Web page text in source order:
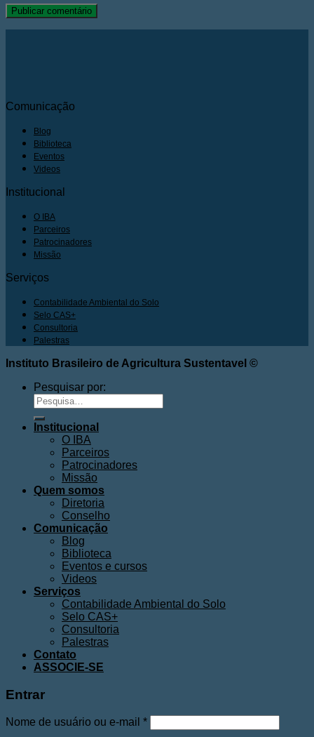
Comunicação
Blog
Biblioteca
Eventos
Videos
Institucional
O IBA
Parceiros
Patrocinadores
Missão
Serviços
Contabilidade Ambiental do Solo
Selo CAS+
Consultoria
Palestras
Instituto Brasileiro de Agricultura Sustentavel ©
Pesquisar por:
Institucional
O IBA
Parceiros
Patrocinadores
Missão
Quem somos
Diretoria
Conselho
Comunicação
Blog
Biblioteca
Eventos e cursos
Videos
Serviços
Contabilidade Ambiental do Solo
Selo CAS+
Consultoria
Palestras
Contato
ASSOCIE-SE
Entrar
Nome de usuário ou e-mail *